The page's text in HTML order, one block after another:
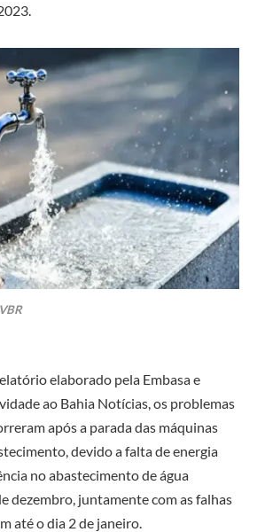
/ GOVBR
elaborado pela Embasa e
ao Bahia Notícias, os problemas
após a parada das máquinas
devido a falta de energia
no abastecimento de água
dezembro, juntamente com as falhas
até o dia 2 de janeiro.